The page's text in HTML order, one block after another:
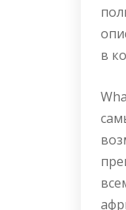
в